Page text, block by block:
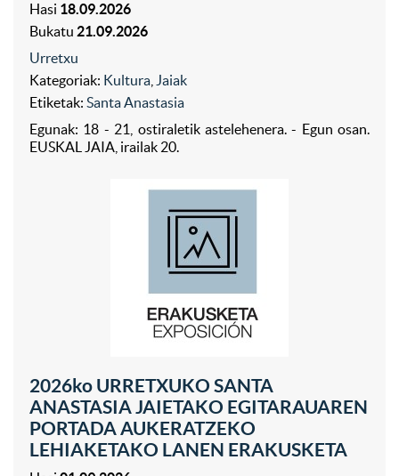
Hasi 18.09.2026
Bukatu 21.09.2026
Urretxu
Kategoriak: Kultura Jaiak
Etiketak: Santa Anastasia
Egunak: 18 - 21, ostiraletik astelehenera. - Egun osan.
EUSKAL JAIA, irailak 20.
2026ko URRETXUKO SANTA
ANASTASIA JAIETAKO EGITARAUAREN
PORTADA AUKERATZEKO
LEHIAKETAKO LANEN ERAKUSKETA